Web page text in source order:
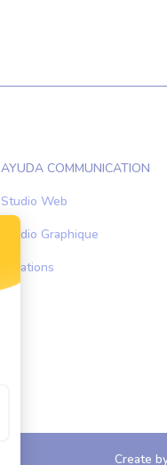
AYUDA COMMUNICATION
Studio Web
Studio Graphique
Créations
Create